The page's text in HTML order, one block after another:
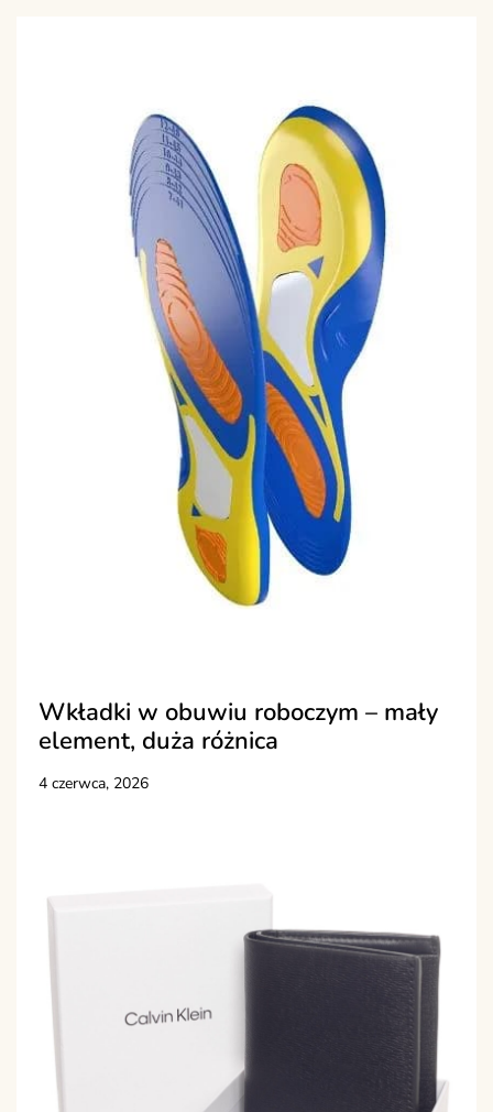
Wkładki w obuwiu roboczym – mały
element, duża różnica
4 czerwca, 2026